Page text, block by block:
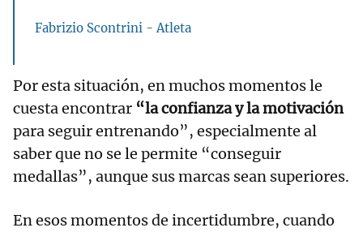
Fabrizio Scontrini - Atleta
Por esta situación, en muchos momentos le
cuesta encontrar “la confianza y la motivación
para seguir entrenando”, especialmente al
saber que no se le permite “conseguir
medallas”, aunque sus marcas sean superiores.
En esos momentos de incertidumbre, cuando